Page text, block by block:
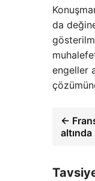
da
engeller
←
altında